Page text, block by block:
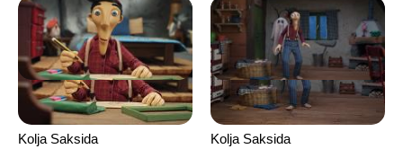
Kolja Saksida
Kolja Saksida